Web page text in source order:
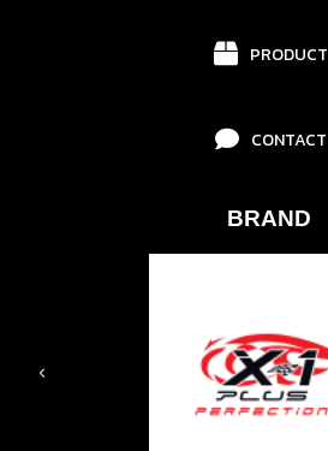
PRODUCT
CONTACT
BRAND